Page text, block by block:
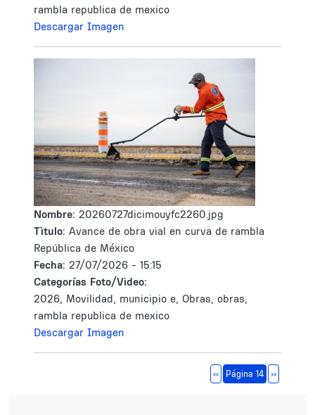
rambla republica de mexico
Descargar Imagen
Nombre: 20260727dicimouyfc2260.jpg
Tìtulo: Avance de obra vial en curva de rambla
República de México
Fecha: 27/07/2026 - 15:15
Categorías Foto/Video:
2026, Movilidad, municipio e, Obras, obras,
rambla republica de mexico
Descargar Imagen
Página anterior
‹‹ Página 14 Siguiente
››